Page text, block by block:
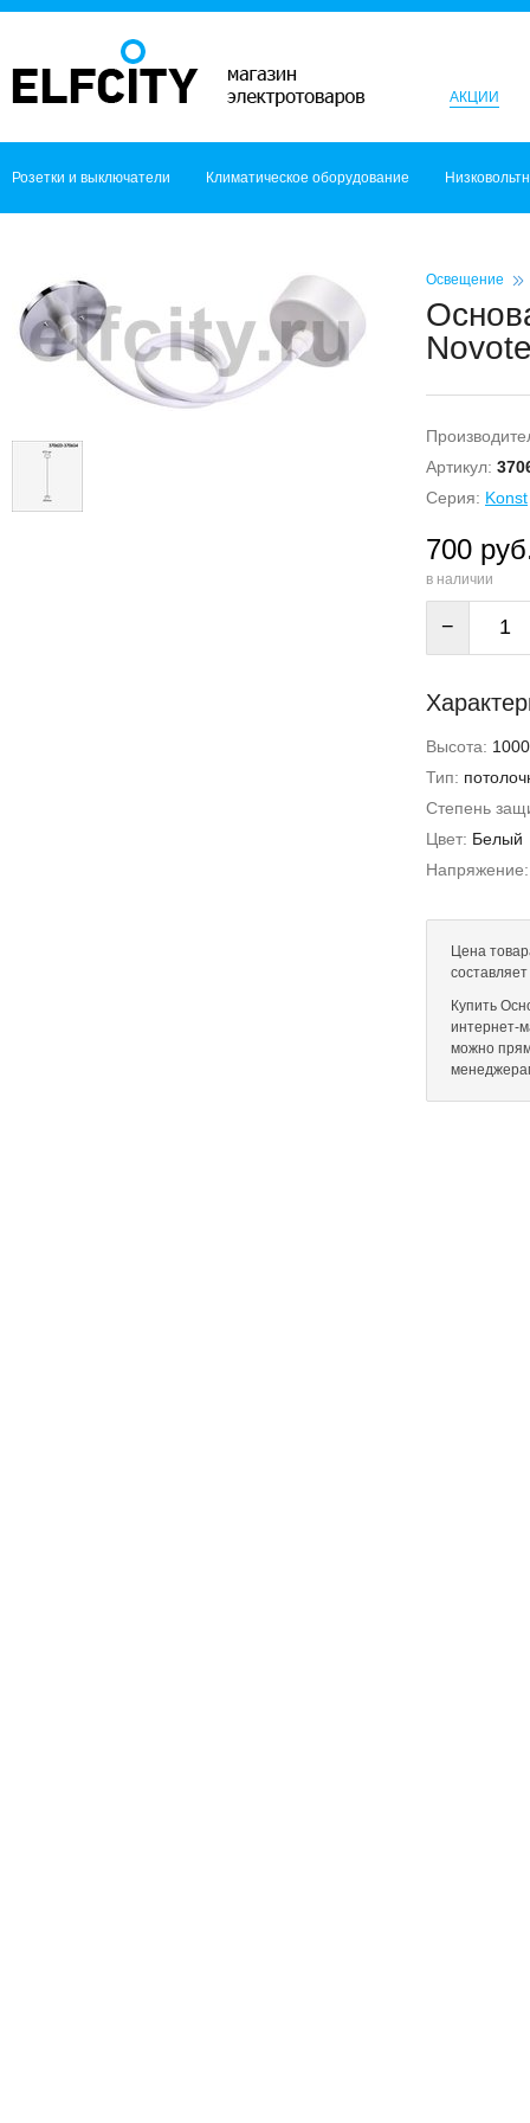
АКЦИИ
Розетки и выключатели Климатическое оборудование
Освещение
Артикул:
Серия: Konst
700
в наличии
−
Высота:
Тип:
Степень
Цвет: Белый
Цена
Купить
интернет-
можно